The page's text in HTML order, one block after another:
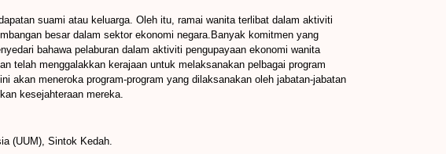
suami atau keluarga. Oleh itu, ramai wanita terlibat dalam aktiviti
besar dalam sektor ekonomi negara.Banyak komitmen yang
bahawa pelaburan dalam aktiviti pengupayaan ekonomi wanita
telah menggalakkan kerajaan untuk melaksanakan pelbagai program
akan meneroka program-program yang dilaksanakan oleh jabatan-jabatan
kesejahteraan mereka.
(UUM), Sintok Kedah.